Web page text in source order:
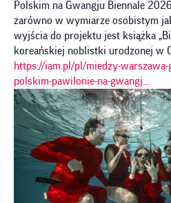
Polskim na Gwangju Biennale
zarówno w wymiarze osobistym
wyjścia do projektu jest książka
koreańskiej noblistki urodzonej w
https://iam.pl/pl/miedzy-
polskim-pawilonie-na-gwangj…